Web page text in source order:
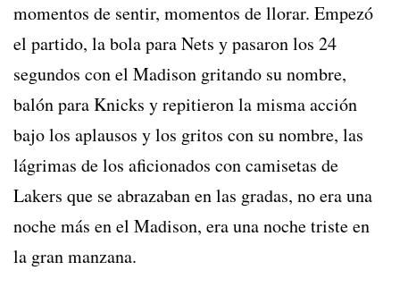
momentos de sentir, momentos de llorar. Empezó
el partido, la bola para Nets y pasaron los 24
segundos con el Madison gritando su nombre,
balón para Knicks y repitieron la misma acción
bajo los aplausos y los gritos con su nombre, las
lágrimas de los aficionados con camisetas de
Lakers que se abrazaban en las gradas, no era una
noche más en el Madison, era una noche triste en
la gran manzana.